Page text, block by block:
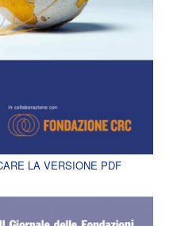
LA VERSIONE PDF